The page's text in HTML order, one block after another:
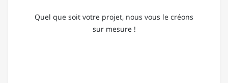
Quel que soit votre projet, nous vous le créons
sur mesure !